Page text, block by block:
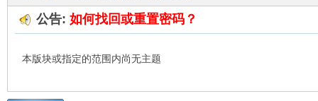
在
公告: 如何找回或重置密码？
本版块或指定的范围内尚无主题